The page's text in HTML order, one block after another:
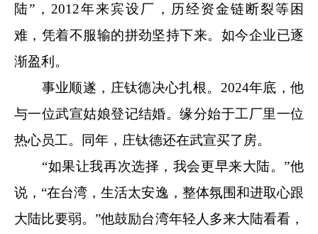
陆”，2012年来宾设厂，历经资金链断裂等困
难，凭着不服输的拼劲坚持下来。如今企业已逐
渐盈利。
事业顺遂，庄钛德决心扎根。2024年底，他
与一位武宣姑娘登记结婚。缘分始于工厂里一位
热心员工。同年，庄钛德还在武宣买了房。
“如果让我再次选择，我会更早来大陆。”他
说，“在台湾，生活太安逸，整体氛围和进取心跟
大陆比要弱。”他鼓励台湾年轻人多来大陆看看，